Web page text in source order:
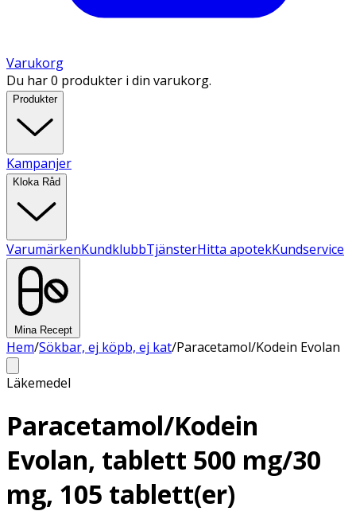
Varukorg
Du har 0 produkter i din varukorg.
Produkter
Kampanjer
Kloka Råd
VarumärkenKundklubbTjänsterHitta apotekKundservice
Mina Recept
Hem/Sökbar, ej köpb, ej kat/Paracetamol/Kodein Evolan
Läkemedel
Paracetamol/Kodein
Evolan, tablett 500 mg/30
mg, 105 tablett(er)